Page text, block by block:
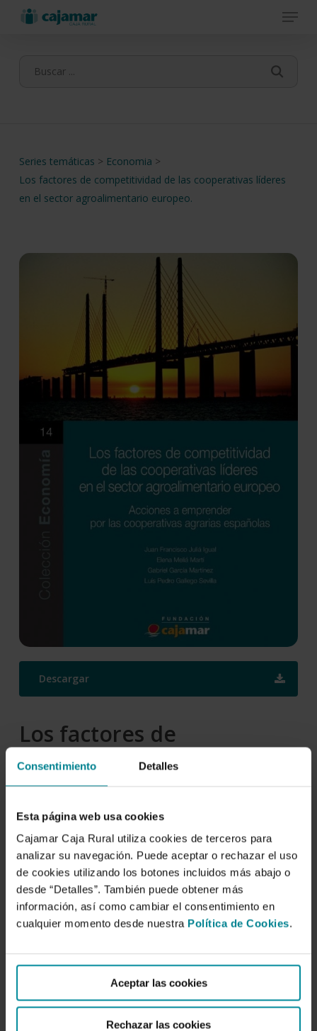
Consentimiento Detalles
Esta página web usa cookies
Cajamar Caja Rural utiliza cookies de terceros para
analizar su navegación. Puede aceptar o rechazar el uso
de cookies utilizando los botones incluidos más abajo o
desde “Detalles”. También puede obtener más
información, así como cambiar el consentimiento en
cualquier momento desde nuestra Política de Cookies.
Aceptar las cookies
Rechazar las cookies
Menu
Series temáticas > Economia >
Los factores de competitividad de las cooperativas líderes
en el sector agroalimentario europeo.
Descargar
Los factores de
competitividad de las
cooperativas líderes en el
sector agroalimentario
europeo.
Autor/es:
Elena Meliá Martí, Gabriel García Martínez,Juan Francisco
Juliá,Luis Pedro Gallego Sevilla
978-84-937759-3-3